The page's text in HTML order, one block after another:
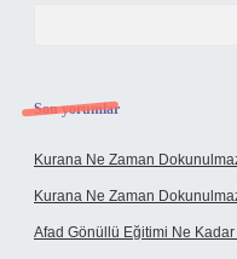
Son yorumlar
Kurana Ne Zaman
Kurana Ne Zaman
Afad Gönüllü Eğitimi Ne